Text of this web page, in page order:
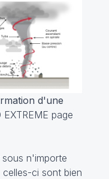
d'une
page
n'importe
ci sont bien